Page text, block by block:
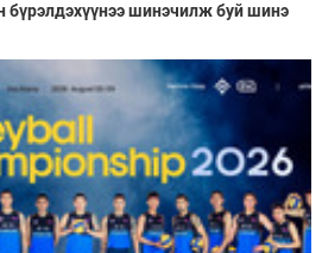
бүрэлдэхүүнээ шинэчилж буй шинэ